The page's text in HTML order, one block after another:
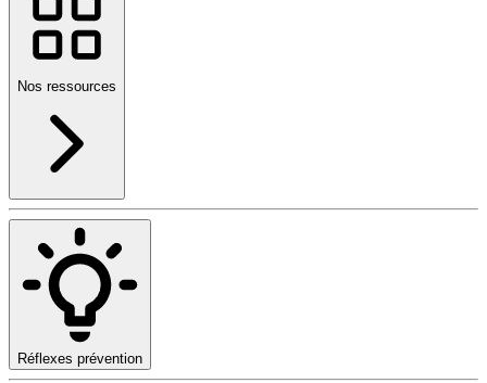
Nos ressources
Réflexes prévention